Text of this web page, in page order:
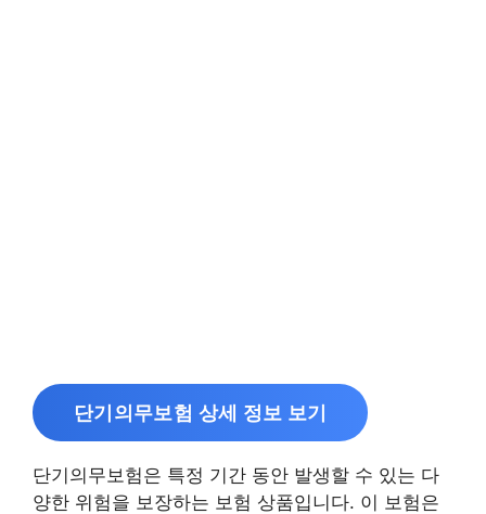
단기의무보험 상세 정보 보기
단기의무보험은 특정 기간 동안 발생할 수 있는 다
양한 위험을 보장하는 보험 상품입니다. 이 보험은